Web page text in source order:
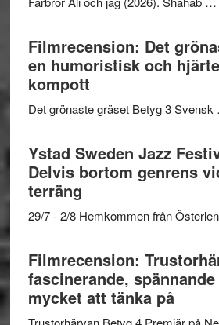
Filmrecension: Det
en humoristisk och
kompott
Det grönaste gräset Betyg 3
Ystad Sweden Jazz
Delvis bortom genrens
terräng
29/7 - 2/8 Hemkommen från
Filmrecension:
fascinerande,
mycket att tänka på